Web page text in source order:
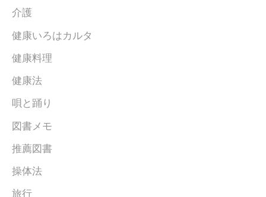
介護
健康いろはカルタ
健康料理
健康法
唄と踊り
図書メモ
推薦図書
操体法
旅行